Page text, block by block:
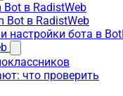
в RadistWeb
Bot в RadistWeb
настройки бота в
что проверить